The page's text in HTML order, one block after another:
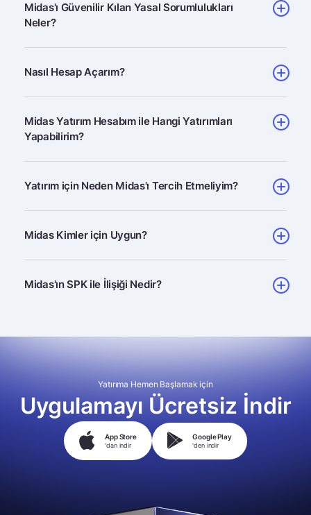
Midas'ı Güvenilir Kılan Yasal Sorumlulukları
Neler?
Nasıl Hesap Açarım?
Midas Yatırım Hesabım ile Hangi Yatırımları
Yapabilirim?
Yatırım için Neden Midas'ı Tercih Etmeliyim?
Midas Kimler için Uygun?
Midas'ın SPK ile İlişiği Nedir?
Yatırıma Hemen Başlamak için
Uygulamayı Ücretsiz İndir
App Store
'dan indir
Google Play
'den indir